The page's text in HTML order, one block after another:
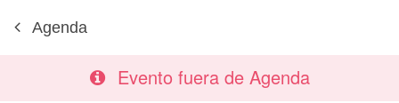
Agenda
Evento fuera de Agenda